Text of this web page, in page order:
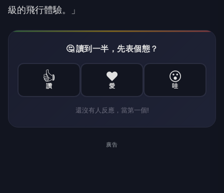
級的飛行體驗。」
🤔 讀到一半，先表個態？
👍
讚
❤️
愛
😮
哇
還沒有人反應，當第一個!
廣告